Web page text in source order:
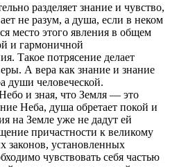
разделяет знание и чувство,
не разум, а душа, если в неком
место этого явления в общем
и гармоничной
Такое потрясение делает
А вера как знание и знание
души человеческой.
и зная, что Земля — это
Неба, душа обретает покой и
на Земле уже не дадут ей
причастности к великому
законов, установленных
чувствовать себя частью